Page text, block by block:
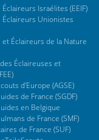
Israélites (EEIF)
Éclaireurs Unionistes
et Éclaireurs de la Nature
Éclaireuses et
d’Europe (AGSE)
de France (SGDF)
en Belgique
de France (SMF)
de France (SUF)